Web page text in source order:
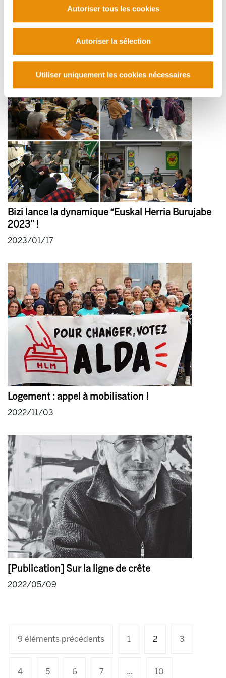
Autoriser tous les cookies
Autoriser la sélection
Utiliser uniquement les cookies nécessaires
Eusko Eguna : Grande fête populaire samedi 15
avril à Espelette !
2023/04/12
Bizi lance la dynamique “Euskal Herria Burujabe
2023” !
2023/01/17
Logement : appel à mobilisation !
2022/11/03
[Publication] Sur la ligne de crête
2022/05/09
9 éléments précédents 1 2 3
4 5 6 7 ... 10